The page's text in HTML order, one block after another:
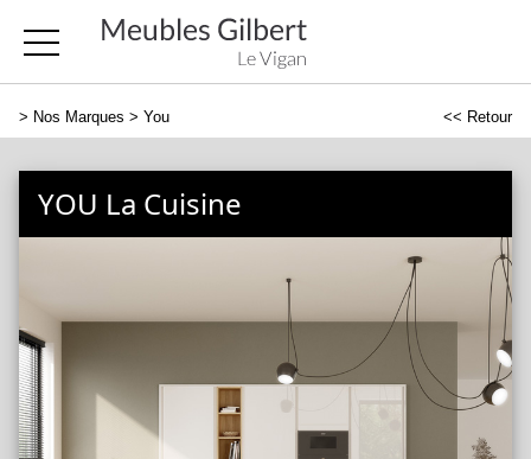
> Nos Marques > You << Retour
YOU La Cuisine